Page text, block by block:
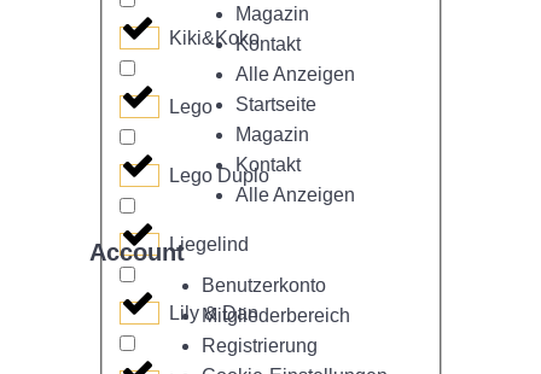
Kiki&Koko
Lego
Lego Duplo
Liegelind
Lily & Dan
Magazin
Kontakt
Alle Anzeigen
Startseite
Magazin
Kontakt
Alle Anzeigen
Account
Benutzerkonto
Mitgliederbereich
Registrierung